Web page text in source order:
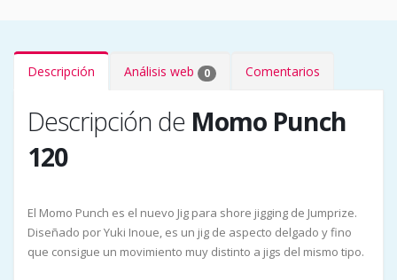
Descripción Análisis web 0 Comentarios
Descripción de Momo Punch
120
El Momo Punch es el nuevo Jig para shore jigging de Jumprize.
Diseñado por Yuki Inoue, es un jig de aspecto delgado y fino
que consigue un movimiento muy distinto a jigs del mismo tipo.